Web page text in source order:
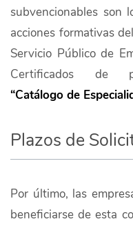
subvencionables son
acciones formativas
Servicio Público de
Certificados de
“Catálogo de
Plazos de
Por último, las
beneficiarse de esta